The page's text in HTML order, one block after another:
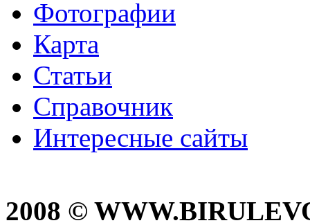
Фотографии
Карта
Статьи
Справочник
Интересные сайты
2008 ©